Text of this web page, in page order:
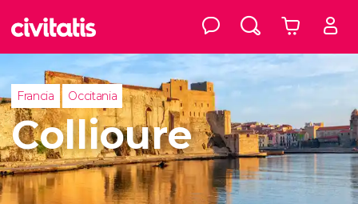
Francia Occitania
Collioure